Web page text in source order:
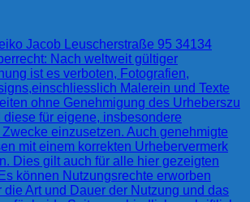
Jacob Leuscherstraße 95 34134
Nach weltweit gültiger
ist es verboten, Fotografien,
Malerein und Texte
ohne Genehmigung des Urheberszu
diese für eigene, insbesondere
einzusetzen. Auch genehmigte
mit einem korrekten Urhebervermerk
Dies gilt auch für alle hier gezeigten
können Nutzungsrechte erworben
die Art und Dauer der Nutzung und das